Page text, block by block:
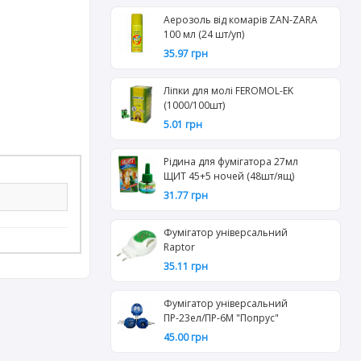
Аерозоль від комарів ZAN-ZARA
100 мл (24 шт/уп)
35.97 грн
Ліпки для молі FEROMOL-EK
(1000/100шт)
5.01 грн
Рідина для фумігатора 27мл
ЩИТ 45+5 ночей (48шт/ящ)
31.77 грн
Фумігатор універсальний
Raptor
35.11 грн
Фумігатор універсальний
ПР-23ел/ПР-6М "Попрус"
45.00 грн